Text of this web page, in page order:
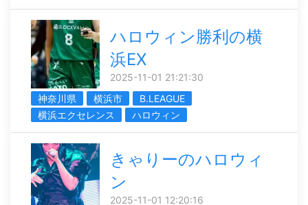
ハロウィン勝利の横
浜EX
2025-11-01 21:21:30
神奈川県
横浜市
B.LEAGUE
横浜エクセレンス
ハロウィン
きゃりーのハロウィ
ン
2025-11-01 12:20:16